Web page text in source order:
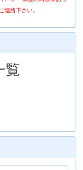
連絡下さい。
覧